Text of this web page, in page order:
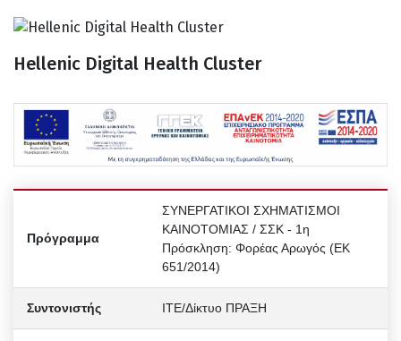
Hellenic Digital Health Cluster
Πρόγραμμα
ΣΥΝΕΡΓΑΤΙΚΟΙ ΣΧΗΜΑΤΙΣΜΟΙ
ΚΑΙΝΟΤΟΜΙΑΣ / ΣΣΚ - 1η
Πρόσκληση: Φορέας Αρωγός (ΕΚ
651/2014)
Συντονιστής ΙΤΕ/Δίκτυο ΠΡΑΞΗ